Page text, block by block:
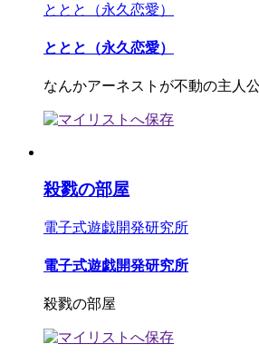
ととと（永久恋愛）
ととと（永久恋愛）
なんかアーネストが不動の主人
殺戮の部屋
電子式遊戯開発研究所
電子式遊戯開発研究所
殺戮の部屋